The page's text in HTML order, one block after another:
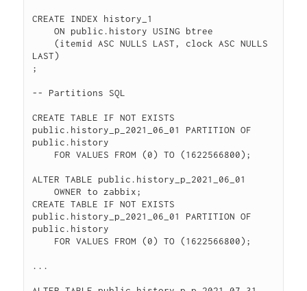
CREATE INDEX history_1
    ON public.history USING btree
LAST)
;
-- Partitions SQL
CREATE TABLE IF NOT EXISTS
public.history_p_2021_06_01 PARTITION OF
public.history
ALTER TABLE public.history_p_2021_06_01
    OWNER to zabbix;
CREATE TABLE IF NOT EXISTS
public.history_p_2021_06_01 PARTITION OF
public.history
...